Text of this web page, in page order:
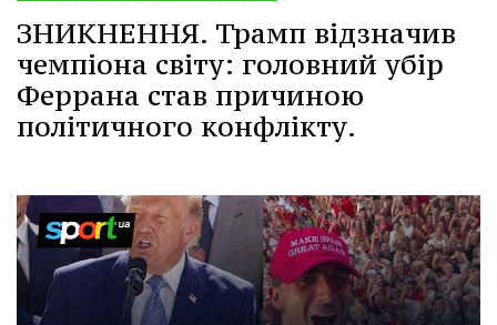
ЗНИКНЕННЯ. Трамп відзначив
чемпіона світу: головний убір
Феррана став причиною
політичного конфлікту.